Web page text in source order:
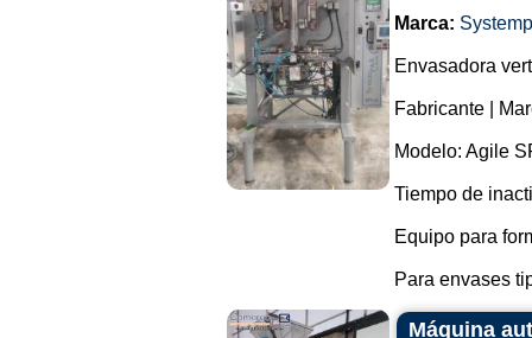
Marca:
Envasadora
Fabricante |
Modelo: Agile
Tiempo de
Equipo para
Para envases
Máquina